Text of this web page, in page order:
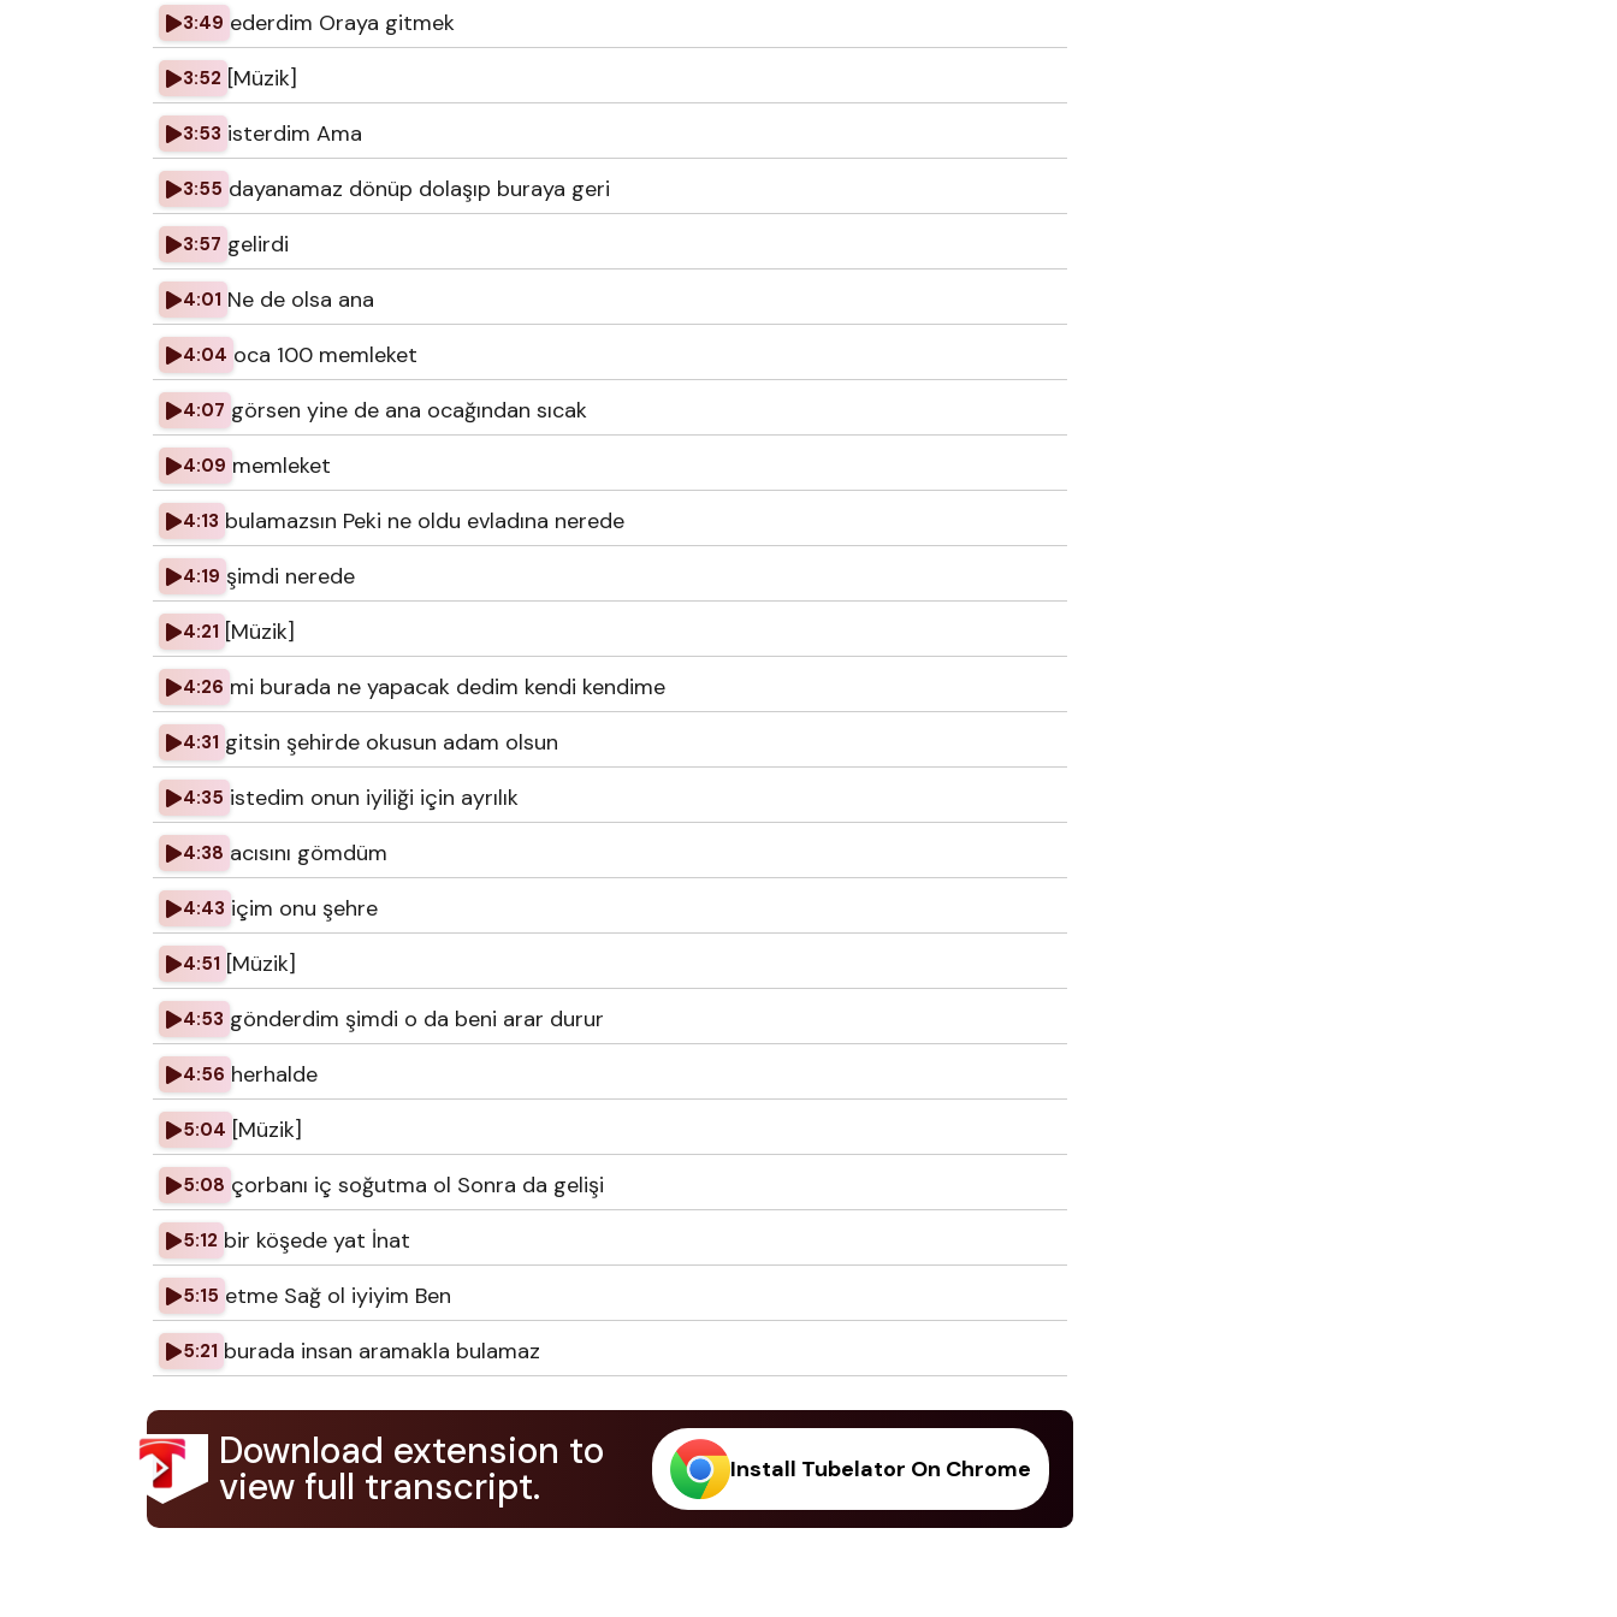
3:49 ederdim Oraya gitmek
3:52 [Müzik]
3:53 isterdim Ama
3:55 dayanamaz dönüp dolaşıp buraya geri
3:57 gelirdi
4:01 Ne de olsa ana
4:04 oca 100 memleket
4:07 görsen yine de ana ocağından sıcak
4:09 memleket
4:13 bulamazsın Peki ne oldu evladına nerede
4:19 şimdi nerede
4:21 [Müzik]
4:26 mi burada ne yapacak dedim kendi kendime
4:31 gitsin şehirde okusun adam olsun
4:35 istedim onun iyiliği için ayrılık
4:38 acısını gömdüm
4:43 içim onu şehre
4:51 [Müzik]
4:53 gönderdim şimdi o da beni arar durur
4:56 herhalde
5:04 [Müzik]
5:08 çorbanı iç soğutma ol Sonra da gelişi
5:12 bir köşede yat İnat
5:15 etme Sağ ol iyiyim Ben
5:21 burada insan aramakla bulamaz
Download extension to
view full transcript. Install Tubelator On Chrome